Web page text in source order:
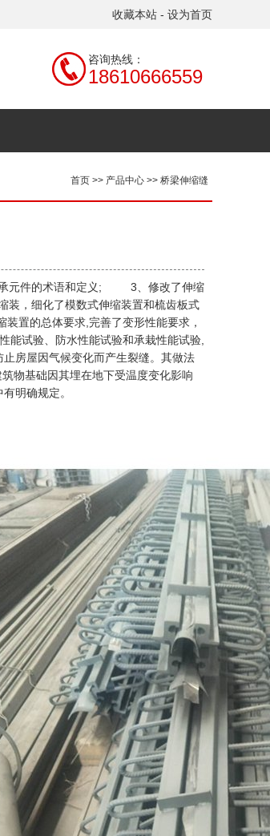
收藏本站 - 设为首页
咨询热线：
18610666559
首页 >> 产品中心 >> 桥梁伸缩缝
元件的术语和定义; 3、修改了伸缩
装，细化了模数式伸缩装置和梳齿板式
的总体要求,完善了变形性能要求，
试验、防水性能试验和承栽性能试验,
房屋因气候变化而产生裂缝。其做法
物基础因其埋在地下受温度变化影响
明确规定。